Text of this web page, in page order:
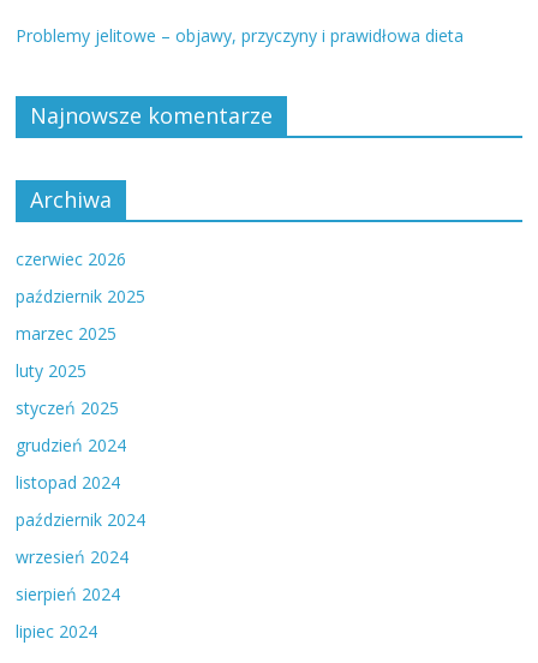
Problemy jelitowe – objawy, przyczyny i prawidłowa dieta
Najnowsze komentarze
Archiwa
czerwiec 2026
październik 2025
marzec 2025
luty 2025
styczeń 2025
grudzień 2024
listopad 2024
październik 2024
wrzesień 2024
sierpień 2024
lipiec 2024